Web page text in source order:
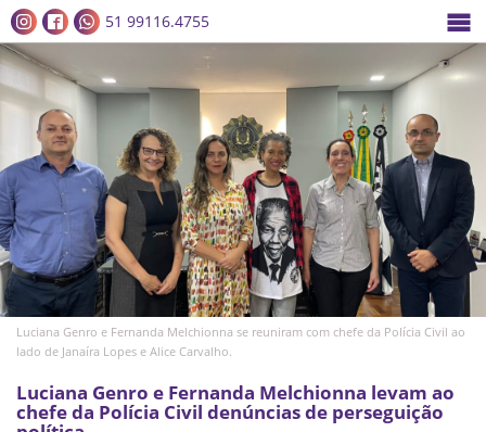
51 99116.4755
Luciana Genro e Fernanda Melchionna se reuniram com chefe da Polícia Civil ao
lado de Janaíra Lopes e Alice Carvalho.
Luciana Genro e Fernanda Melchionna levam ao
chefe da Polícia Civil denúncias de perseguição